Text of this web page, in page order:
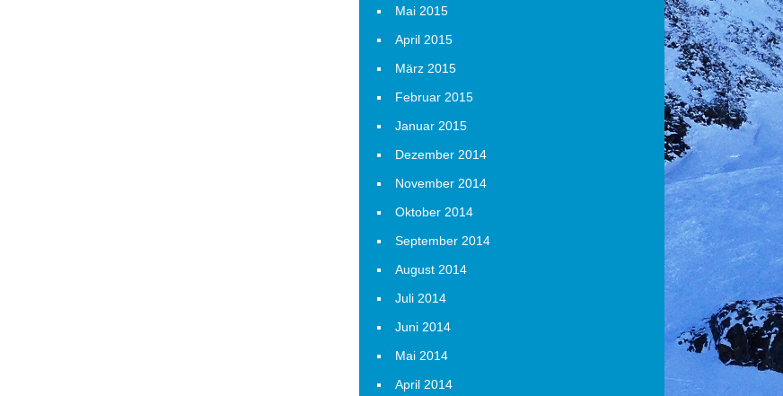
Mai 2015
April 2015
März 2015
Februar 2015
Januar 2015
Dezember 2014
November 2014
Oktober 2014
September 2014
August 2014
Juli 2014
Juni 2014
Mai 2014
April 2014